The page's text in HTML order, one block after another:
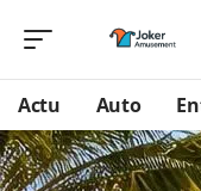
Actu Auto